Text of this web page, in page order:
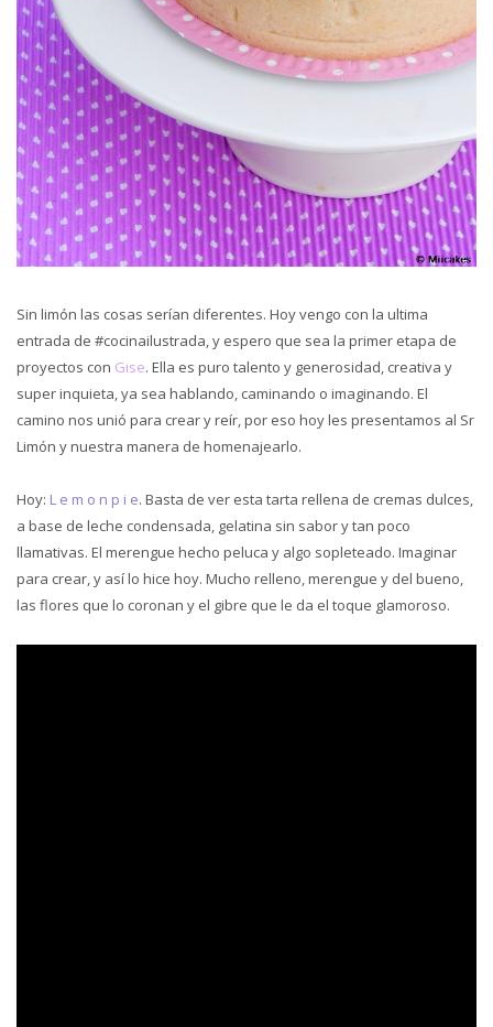
Sin limón las cosas serían diferentes. Hoy vengo con la ultima
entrada de #cocinailustrada, y espero que sea la primer etapa de
proyectos con Gise. Ella es puro talento y generosidad, creativa y
super inquieta, ya sea hablando, caminando o imaginando. El
camino nos unió para crear y reír, por eso hoy les presentamos al Sr
Limón y nuestra manera de homenajearlo.
Hoy: L e m o n p i e. Basta de ver esta tarta rellena de cremas dulces,
a base de leche condensada, gelatina sin sabor y tan poco
llamativas. El merengue hecho peluca y algo sopleteado. Imaginar
para crear, y así lo hice hoy. Mucho relleno, merengue y del bueno,
las flores que lo coronan y el gibre que le da el toque glamoroso.